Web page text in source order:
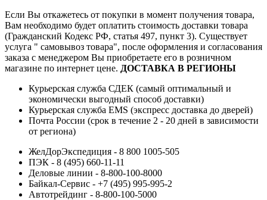
Если Вы откажетесь от покупки в момент получения товара,
Вам необходимо будет оплатить стоимость доставки товара
(Гражданский Кодекс РФ, статья 497, пункт 3). Существует
услуга " самовывоз товара", после оформления и согласования
заказа с менеджером Вы приобретаете его в розничном
магазине по интернет цене. ДОСТАВКА В РЕГИОНЫ
Курьерская служба СДЕК (самый оптимальный и
экономически выгодный способ доставки)
Курьерская служба EMS (экспресс доставка до дверей)
Почта России (срок в течение 2 - 20 дней в зависимости
от региона)
ЖелДорЭкспедиция - 8 800 1005-505
ПЭК - 8 (495) 660-11-11
Деловые линии - 8-800-100-8000
Байкал-Сервис - +7 (495) 995-995-2
Автотрейдинг - 8-800-100-5000